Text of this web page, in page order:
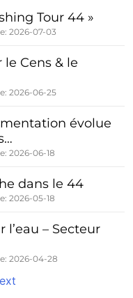
Tour 44 »
2026-07-03
Cens & le
2026-06-25
évolue
2026-06-18
dans le 44
2026-05-18
– Secteur
2026-04-28